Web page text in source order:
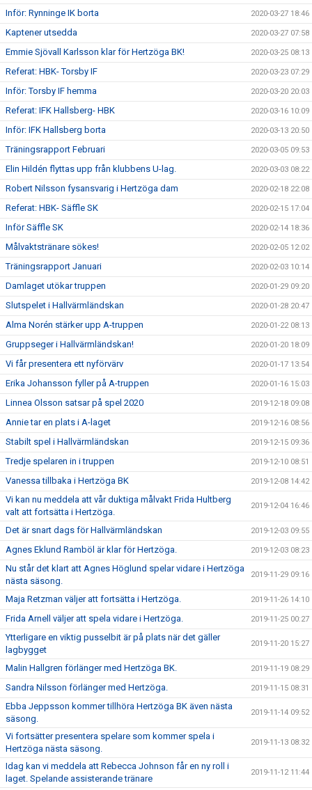
Inför: Rynninge IK borta 2020-03-27 18:46
Kaptener utsedda 2020-03-27 07:58
Emmie Sjövall Karlsson klar för Hertzöga BK! 2020-03-25 08:13
Referat: HBK- Torsby IF 2020-03-23 07:29
Inför: Torsby IF hemma 2020-03-20 20:03
Referat: IFK Hallsberg- HBK 2020-03-16 10:09
Inför: IFK Hallsberg borta 2020-03-13 20:50
Träningsrapport Februari 2020-03-05 09:53
Elin Hildén flyttas upp från klubbens U-lag. 2020-03-03 08:22
Robert Nilsson fysansvarig i Hertzöga dam 2020-02-18 22:08
Referat: HBK- Säffle SK 2020-02-15 17:04
Inför Säffle SK 2020-02-14 18:36
Målvaktstränare sökes! 2020-02-05 12:02
Träningsrapport Januari 2020-02-03 10:14
Damlaget utökar truppen 2020-01-29 09:20
Slutspelet i Hallvärmländskan 2020-01-28 20:47
Alma Norén stärker upp A-truppen 2020-01-22 08:13
Gruppseger i Hallvärmländskan! 2020-01-20 18:09
Vi får presentera ett nyförvärv 2020-01-17 13:54
Erika Johansson fyller på A-truppen 2020-01-16 15:03
Linnea Olsson satsar på spel 2020 2019-12-18 09:08
Annie tar en plats i A-laget 2019-12-16 08:56
Stabilt spel i Hallvärmländskan 2019-12-15 09:36
Tredje spelaren in i truppen 2019-12-10 08:51
Vanessa tillbaka i Hertzöga BK 2019-12-08 14:42
Vi kan nu meddela att vår duktiga målvakt Frida Hultberg
valt att fortsätta i Hertzöga.
2019-12-04 16:46
Det är snart dags för Hallvärmländskan 2019-12-03 09:55
Agnes Eklund Ramböl är klar för Hertzöga. 2019-12-03 08:23
Nu står det klart att Agnes Höglund spelar vidare i Hertzöga
nästa säsong.
2019-11-29 09:16
Maja Retzman väljer att fortsätta i Hertzöga. 2019-11-26 14:10
Frida Arnell väljer att spela vidare i Hertzöga. 2019-11-25 00:27
Ytterligare en viktig pusselbit är på plats när det gäller
lagbygget
2019-11-20 15:27
Malin Hallgren förlänger med Hertzöga BK. 2019-11-19 08:29
Sandra Nilsson förlänger med Hertzöga. 2019-11-15 08:31
Ebba Jeppsson kommer tillhöra Hertzöga BK även nästa
säsong.
2019-11-14 09:52
Vi fortsätter presentera spelare som kommer spela i
Hertzöga nästa säsong.
2019-11-13 08:32
Idag kan vi meddela att Rebecca Johnson får en ny roll i
laget. Spelande assisterande tränare
2019-11-12 11:44